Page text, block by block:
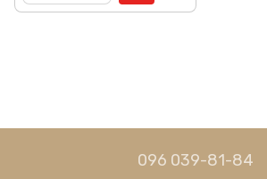
096 039-81-84